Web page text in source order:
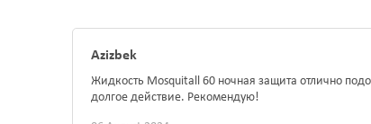
Azizbek
Жидкость Mosquitall 60 ночная защита отлично
долгое действие. Рекомендую!